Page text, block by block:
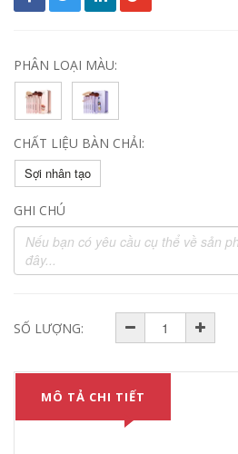
PHÂN LOẠI MÀU:
CHẤT LIỆU BÀN CHẢI:
Sợi nhân tạo
GHI CHÚ
SỐ LƯỢNG:
MÔ TẢ CHI TIẾT